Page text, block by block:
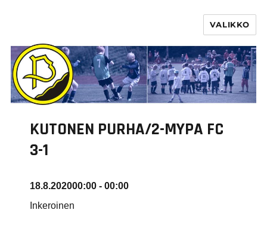
VALIKKO
KUTONEN PURHA/2-MYPA FC
3-1
18.8.202000:00 - 00:00
Inkeroinen